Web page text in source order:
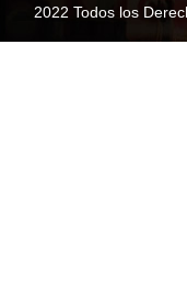
2022 Todos los